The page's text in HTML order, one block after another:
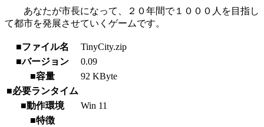
あなたが市長になって、２０年間で１０００人を目指し
て都市を発展させていくゲームです。
■ファイル名
TinyCity.zip
■バージョン
0.09
■容量
92 KByte
■必要ランタイム
■動作環境
Win 11
■特徴